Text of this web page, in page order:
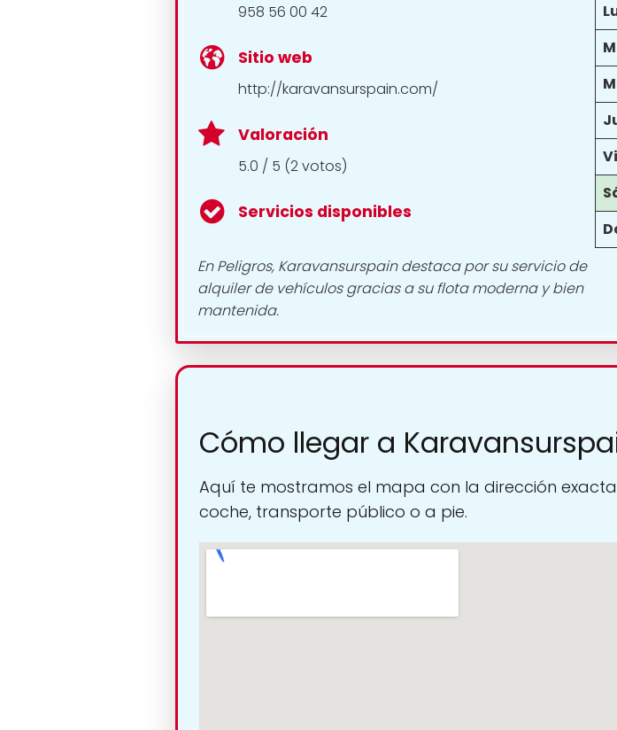
958 56 00 42
Sitio web
http://karavansurspain.com/
Valoración
5.0 / 5 (2 votos)
Servicios disponibles
En Peligros, Karavansurspain destaca por su servicio de
alquiler de vehículos gracias a su flota moderna y bien
mantenida.
Cómo llegar a
Aquí te mostramos el mapa con la dirección
coche, transporte público o a pie.